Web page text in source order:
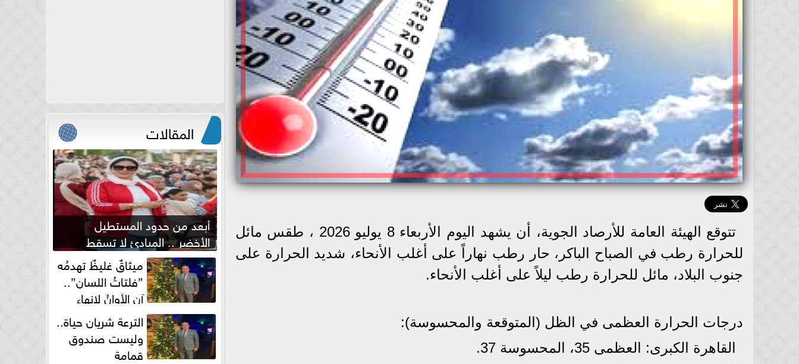
تتوقع الهيئة العامة للأرصاد الجوية، أن يشهد اليوم الأربعاء 8 يوليو 2026 ، طقس مائل
للحرارة رطب في الصباح الباكر، حار رطب نهاراً على أغلب الأنحاء، شديد الحرارة على
جنوب البلاد، مائل للحرارة رطب ليلاً على أغلب الأنحاء.
​درجات الحرارة العظمى في الظل (المتوقعة والمحسوسة):
​القاهرة الكبرى: العظمى 35، المحسوسة 37.
المقالات
أبعد من حدود المستطيل
الأخضر .. المبادئ لا تسقط
بصفارة الحكم ميثاقٌ غليظٌ تهدمُه
”فلتاتُ اللسان”..
آن الأوانُ لإنهاءِ
فوضى الطلاق الشفهي!الترعة شريان حياة..
وليست صندوق
قمامة